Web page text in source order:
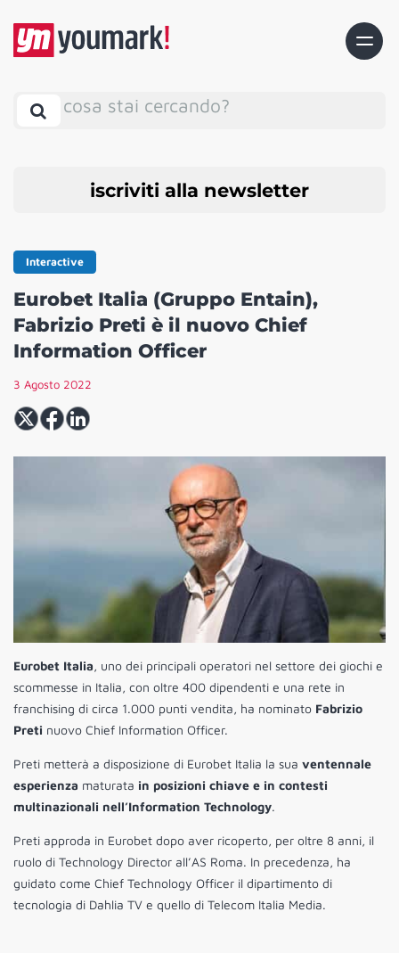
cosa stai cercando?
iscriviti alla newsletter
Interactive
Eurobet Italia (Gruppo Entain),
Fabrizio Preti è il nuovo Chief
Information Officer
3 Agosto 2022
Eurobet Italia, uno dei principali operatori nel settore dei giochi e
scommesse in Italia, con oltre 400 dipendenti e una rete in
franchising di circa 1.000 punti vendita, ha nominato Fabrizio
Preti nuovo Chief Information Officer.
Preti metterà a disposizione di Eurobet Italia la sua ventennale
esperienza maturata in posizioni chiave e in contesti
multinazionali nell’Information Technology.
Preti approda in Eurobet dopo aver ricoperto, per oltre 8 anni, il
ruolo di Technology Director all’AS Roma. In precedenza, ha
guidato come Chief Technology Officer il dipartimento di
tecnologia di Dahlia TV e quello di Telecom Italia Media.